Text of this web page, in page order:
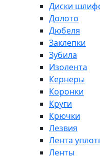
Диски
Долото
Дюбеля
Заклепки
Зубила
Изолента
Кернеры
Коронки
Круги
Крючки
Лезвия
Лента
Ленты